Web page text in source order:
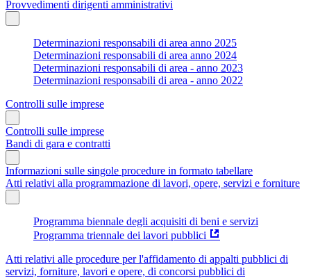
Provvedimenti dirigenti amministrativi
Determinazioni responsabili di area anno 2025
Determinazioni responsabili di area anno 2024
Determinazioni responsabili di area - anno 2023
Determinazioni responsabili di area - anno 2022
Controlli sulle imprese
Controlli sulle imprese
Bandi di gara e contratti
Informazioni sulle singole procedure in formato tabellare
Atti relativi alla programmazione di lavori, opere, servizi e forniture
Programma biennale degli acquisiti di beni e servizi
Programma triennale dei lavori pubblici
Atti relativi alle procedure per l'affidamento di appalti pubblici di
servizi, forniture, lavori e opere, di concorsi pubblici di